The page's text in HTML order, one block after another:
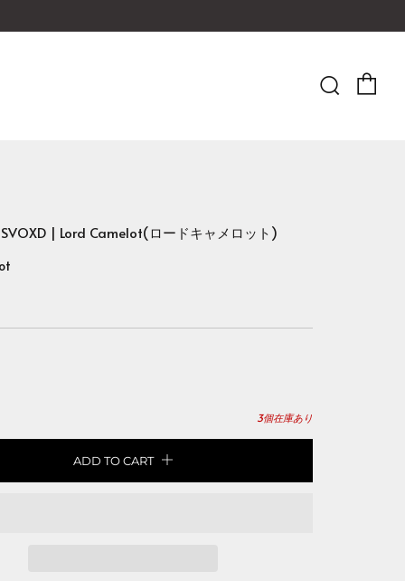
Search
| Lord Camelot(ロードキャメロット)
3個在庫あり
ADD TO CART